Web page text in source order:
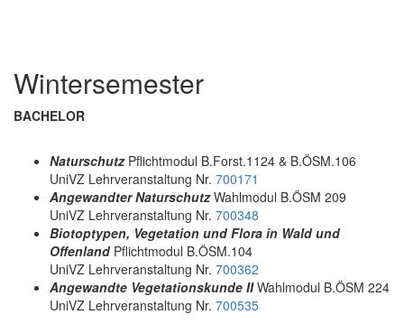
Wintersemester
BACHELOR
NaturschutzPflichtmodul B.Forst.1124 & B.ÖSM.106
UniVZ Lehrveranstaltung Nr. 700171
Angewandter NaturschutzWahlmodul B.ÖSM 209
UniVZ Lehrveranstaltung Nr. 700348
Biotoptypen, Vegetation und Flora in Wald und
OffenlandPflichtmodul B.ÖSM.104
UniVZ Lehrveranstaltung Nr. 700362
Angewandte Vegetationskunde IIWahlmodul B.ÖSM 224
UniVZ Lehrveranstaltung Nr. 700535